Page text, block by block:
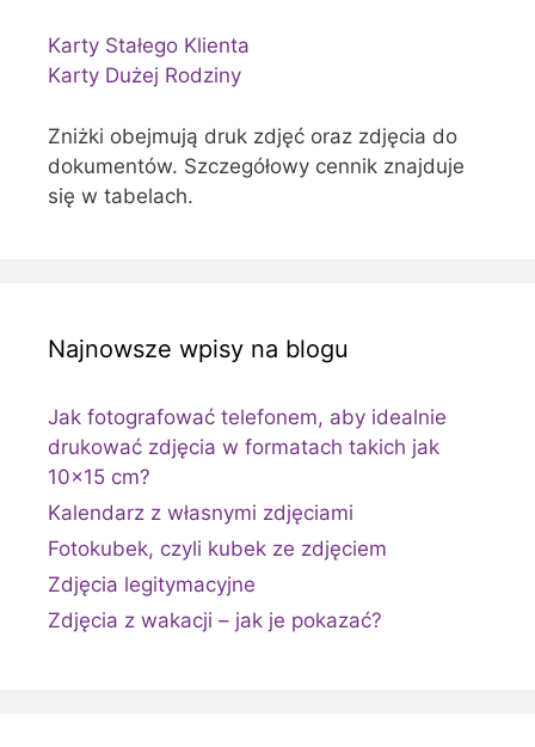
Karty Stałego Klienta
Karty Dużej Rodziny
Zniżki obejmują druk zdjęć oraz zdjęcia do
dokumentów. Szczegółowy cennik znajduje
się w tabelach.
Najnowsze wpisy na blogu
Jak fotografować telefonem, aby idealnie
drukować zdjęcia w formatach takich jak
10×15 cm?
Kalendarz z własnymi zdjęciami
Fotokubek, czyli kubek ze zdjęciem
Zdjęcia legitymacyjne
Zdjęcia z wakacji – jak je pokazać?